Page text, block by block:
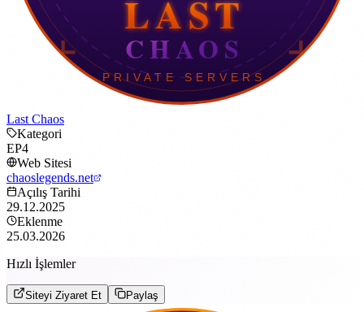
Last Chaos
Kategori
EP4
Web Sitesi
chaoslegends.net
Açılış Tarihi
29.12.2025
Eklenme
25.03.2026
Hızlı İşlemler
Siteyi Ziyaret Et Paylaş